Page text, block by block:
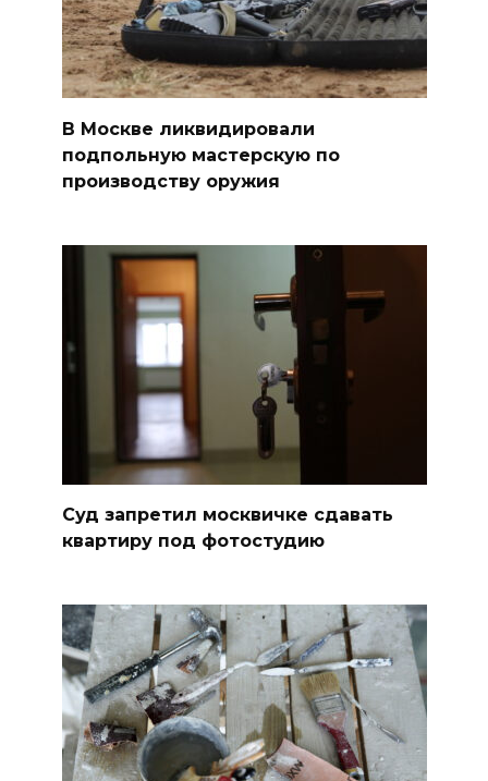
В Москве ликвидировали
подпольную мастерскую по
производству оружия
Суд запретил москвичке сдавать
квартиру под фотостудию